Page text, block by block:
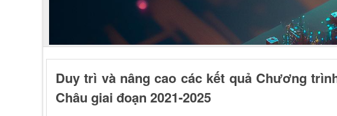
Duy trì và nâng cao các kết quả Chương
Châu giai đoạn 2021-2025